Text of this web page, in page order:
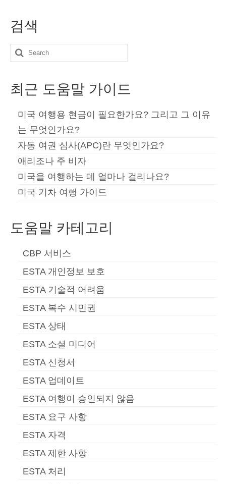
검색
Search
최근 도움말 가이드
미국 여행용 현금이 필요한가요? 그리고 그 이유
는 무엇인가요?
자동 여권 심사(APC)란 무엇인가요?
애리조나 주 비자
미국을 여행하는 데 얼마나 걸리나요?
미국 기차 여행 가이드
도움말 카테고리
CBP 서비스
ESTA 개인정보 보호
ESTA 기술적 어려움
ESTA 복수 시민권
ESTA 상태
ESTA 소셜 미디어
ESTA 신청서
ESTA 업데이트
ESTA 여행이 승인되지 않음
ESTA 요구 사항
ESTA 자격
ESTA 제한 사항
ESTA 처리